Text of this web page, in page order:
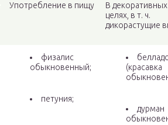
Употребление в пищу
В декоративных
целях, в т. ч.
дикорастущие
физалис
обыкновенный;
петуния;
(красавка
дурман